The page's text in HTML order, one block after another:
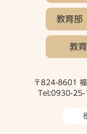
教育部
教
〒824-8601 福
Tel:0930-